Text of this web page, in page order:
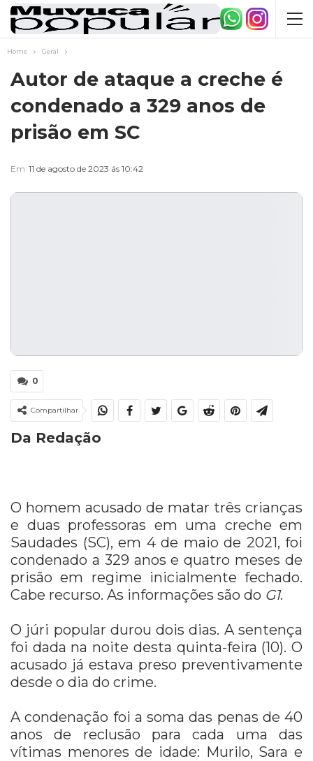
Home Geral
Autor de ataque a creche é
condenado a 329 anos de
prisão em SC
Em 11 de agosto de 2023 ás 10:42
0
Compartilhar
Da Redação
O homem acusado de matar três crianças
e duas professoras em uma creche em
Saudades (SC), em 4 de maio de 2021, foi
condenado a 329 anos e quatro meses de
prisão em regime inicialmente fechado.
Cabe recurso. As informações são do G1.
O júri popular durou dois dias. A sentença
foi dada na noite desta quinta-feira (10). O
acusado já estava preso preventivamente
desde o dia do crime.
A condenação foi a soma das penas de 40
anos de reclusão para cada uma das
vítimas menores de idade: Murilo, Sara e